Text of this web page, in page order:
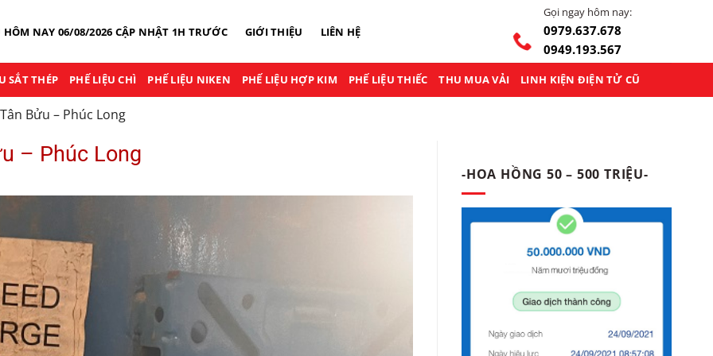
HÔM NAY 06/08/2026 CẬP NHẬT 1H TRƯỚC GIỚI THIỆU LIÊN HỆ
Gọi ngay hôm nay:
0979.637.678
0949.193.567
SẮT THÉP PHẾ LIỆU CHÌ PHẾ LIỆU NIKEN PHẾ LIỆU HỢP KIM PHẾ LIỆU THIẾC THU MUA VẢI LINH KIỆN ĐIỆN TỬ CŨ
Bửu – Phúc Long
– Phúc Long
-HOA HỒNG 50 – 500 TRIỆU-